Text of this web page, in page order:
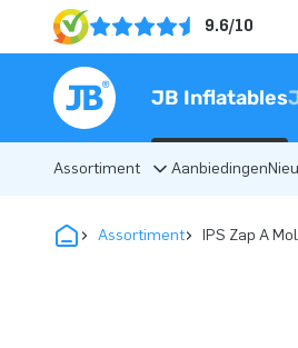
9.6/10
JB Inflatables
Assortiment Aanbiedingen
Assortiment IPS Zap A